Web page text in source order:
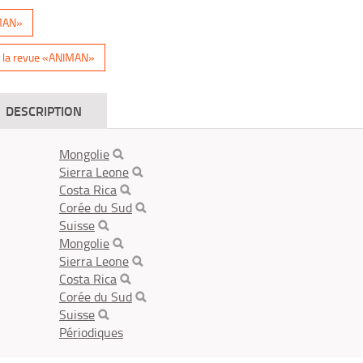
revue «ANIMAN»
DESCRIPTION
Mongolie
Sierra Leone
Costa Rica
Corée du Sud
Suisse
Mongolie
Sierra Leone
Costa Rica
Corée du Sud
Suisse
Périodiques